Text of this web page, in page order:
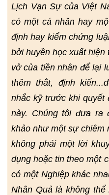
Lịch Vạn Sự của Việt
có một cá nhân hay
định hay kiểm chứng
bởi huyền học xuất
vở của tiền nhân để lại
thêm thắt, định
nhắc kỹ trước khi quyết
này. Chúng tôi đưa ra
khảo như một sự chiêm
không phải một lời
dụng hoặc tin theo một
có một Nghiệp khác
Nhân Quả là không